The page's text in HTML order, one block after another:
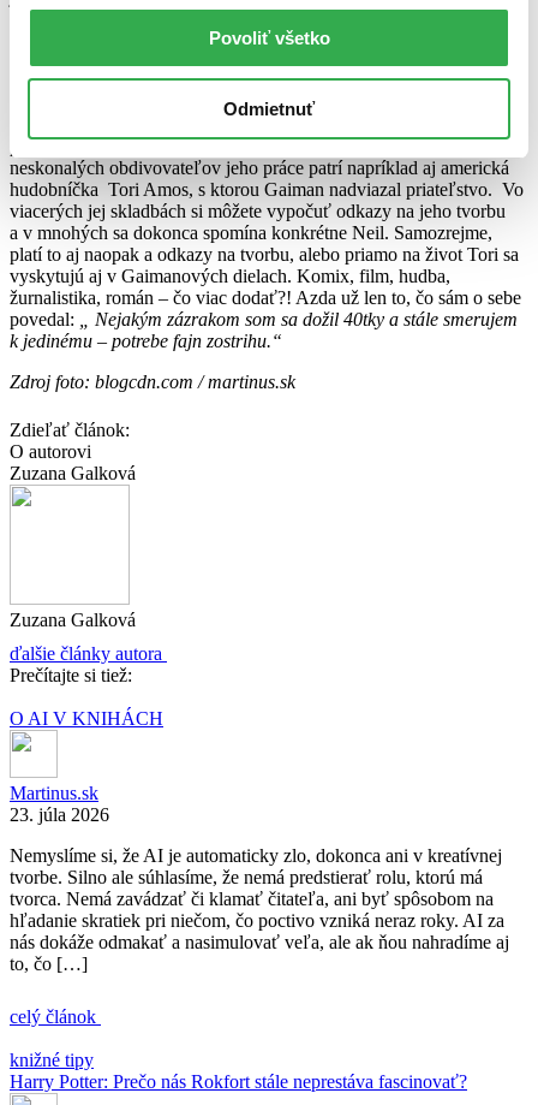
Povoliť všetko
Odmietnuť
pre britskú BBC – toto všetko sú Gaimanove výtvory pre filmové
plátno.
Niet divu, že táto všestrannosť mu vyslúžila uznanie nielen laickej
preto minulý týždeň pribudla aj prestížna Hugo Award. Medzi
neskonalých obdivovateľov jeho práce patrí napríklad aj americká
hudobníčka Tori Amos, s ktorou Gaiman nadviazal priateľstvo. Vo
viacerých jej skladbách si môžete vypočuť odkazy na jeho tvorbu
a v mnohých sa dokonca spomína konkrétne Neil. Samozrejme,
platí to aj naopak a odkazy na tvorbu, alebo priamo na život Tori sa
vyskytujú aj v Gaimanových dielach. Komix, film, hudba,
žurnalistika, román – čo viac dodať?! Azda už len to, čo sám o sebe
povedal:
„ Nejakým zázrakom som sa dožil 40tky a stále smerujem
k jedinému – potrebe fajn zostrihu.“
Zdroj foto: blogcdn.com / martinus.sk
Zdieľať článok:
O autorovi
Zuzana Galková
Zuzana Galková
ďalšie články autora
Prečítajte si tiež:
O AI V KNIHÁCH
Martinus.sk
23. júla 2026
Nemyslíme si, že AI je automaticky zlo, dokonca ani v kreatívnej
tvorbe. Silno ale súhlasíme, že nemá predstierať rolu, ktorú má
tvorca. Nemá zavádzať či klamať čitateľa, ani byť spôsobom na
hľadanie skratiek pri niečom, čo poctivo vzniká neraz roky. AI za
nás dokáže odmakať a nasimulovať veľa, ale ak ňou nahradíme aj
to, čo […]
celý článok
knižné tipy
Harry Potter: Prečo nás Rokfort stále neprestáva fascinovať?